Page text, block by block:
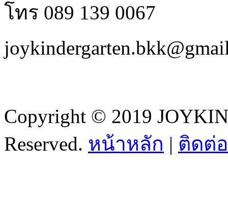
โทร 089 139 0067
Copyright © 2019
Reserved. หน้าหลัก | ติดต่